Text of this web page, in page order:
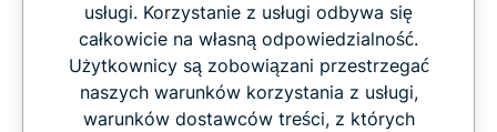
usługi. Korzystanie z usługi odbywa się
całkowicie na własną odpowiedzialność.
Użytkownicy są zobowiązani przestrzegać
naszych warunków korzystania z usługi,
warunków dostawców treści, z których